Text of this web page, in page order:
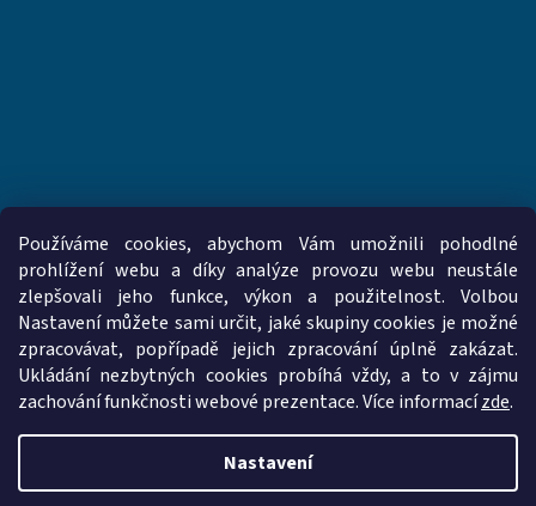
Používáme cookies, abychom Vám umožnili pohodlné
prohlížení webu a díky analýze provozu webu neustále
zlepšovali jeho funkce, výkon a použitelnost. Volbou
Nastavení můžete sami určit, jaké skupiny cookies je možné
zpracovávat, popřípadě jejich zpracování úplně zakázat.
Ukládání nezbytných cookies probíhá vždy, a to v zájmu
zachování funkčnosti webové prezentace. Více informacízde.
Nastavení
www.vzduchotechnika-ventilatory.cz www.palmat.cz
Vytvořil Shoptet